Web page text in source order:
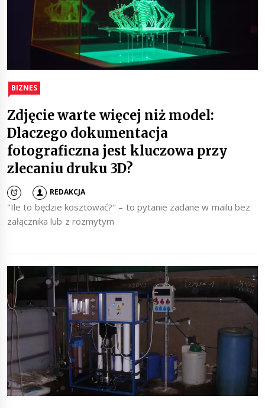
BIZNES
Zdjęcie warte więcej niż model:
Dlaczego dokumentacja
fotograficzna jest kluczowa przy
zlecaniu druku 3D?
REDAKCJA
"Ile to będzie kosztować?" – to pytanie zadane w mailu bez
załącznika lub z rozmytym